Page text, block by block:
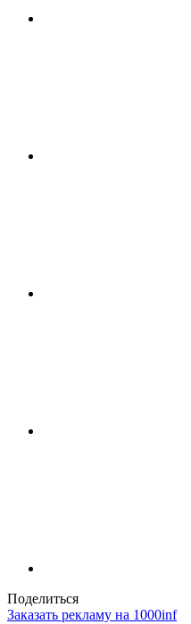
Поделиться
Заказать рекламу на 1000inf